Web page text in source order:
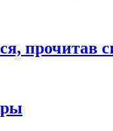
прочитав